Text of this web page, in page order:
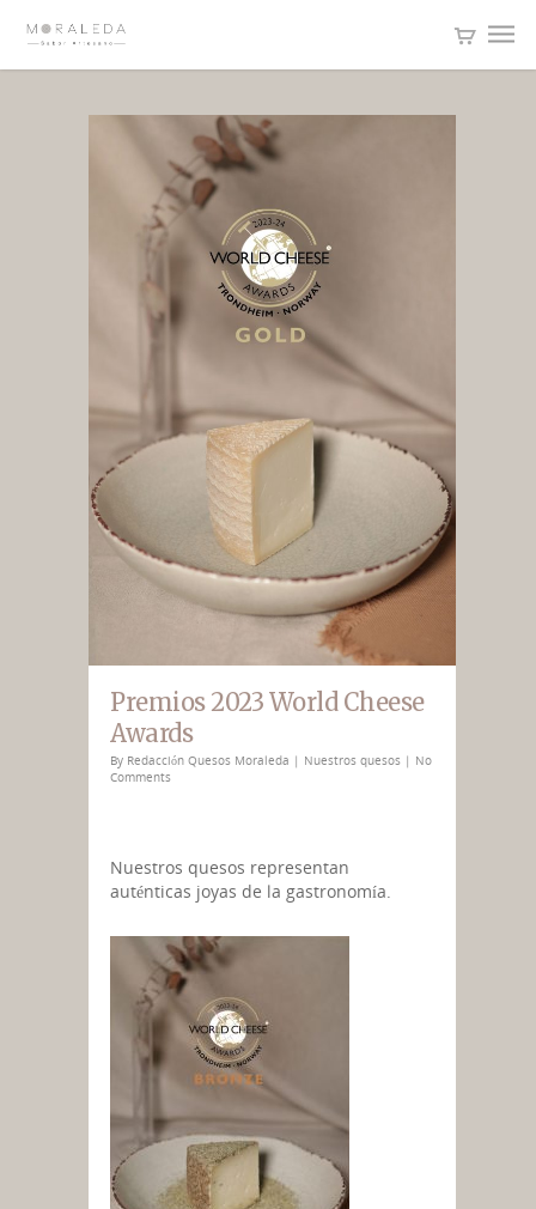
Premios 2023 World Cheese
Awards
By Redacción Quesos Moraleda | Nuestros quesos | No
Comments
Nuestros quesos representan
auténticas joyas de la gastronomía.